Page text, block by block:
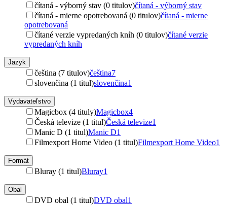
čítaná - výborný stav (0 titulov)čítaná - výborný stav
čítaná - mierne opotrebovaná (0 titulov)čítaná - mierne
opotrebovaná
čítané verzie vypredaných kníh (0 titulov)čítané verzie
vypredaných kníh
Jazyk
čeština (7 titulov)čeština7
slovenčina (1 titul)slovenčina1
Vydavateľstvo
Magicbox (4 tituly)Magicbox4
Česká televize (1 titul)Česká televize1
Manic D (1 titul)Manic D1
Filmexport Home Video (1 titul)Filmexport Home Video1
Formát
Bluray (1 titul)Bluray1
Obal
DVD obal (1 titul)DVD obal1